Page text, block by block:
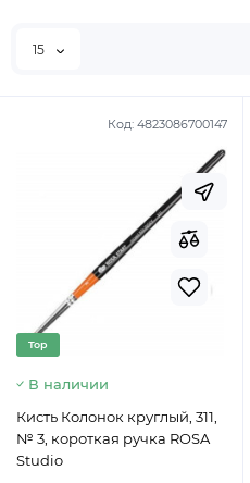
15
Код: 4823086700147
Top
В наличии
Кисть Колонок круглый, 311,
№ 3, короткая ручка ROSA
Studio